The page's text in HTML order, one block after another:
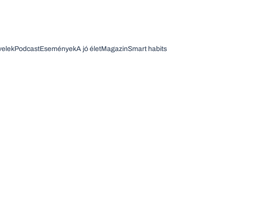
PodcastEseményekA jó életMagazinSmart habits